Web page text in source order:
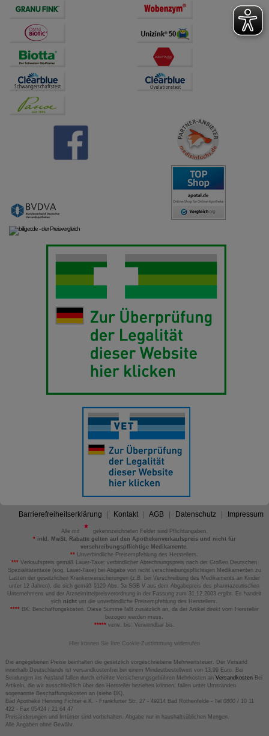
Barrierefreiheitserklärung Kontakt AGB Datenschutz Impressum
Alle mit
gekennzeichneten Felder sind Pflichtangaben.
*inkl. MwSt. Rabatte gelten auf den Apothekenverkaufspreis und nicht für
verschreibungspflichtige Medikamente.
** Unverbindliche Preisempfehlung des Herstellers.
*** Verkaufspreis gemäß Lauer-Taxe; verbindlicher Abrechnungspreis nach der Großen Deutschen
Spezialitätentaxe (sog. Lauer-Taxe) bei Abgabe von nicht verschreibungspflichtigen Medikamenten zu
Lasten der gesetzlichen Krankenversicherungen (z.B. bei Verschreibung des Medikaments an Kinder
unter 12 Jahren), die sich gemäß §129 Abs. 5a SGB V aus dem Abgabepreis des pharmazeutischen
Unternehmens und der Arzneimittelpreisverordnung in der Fassung zum 31.12.2003 ergibt. Es handelt
sich nicht um die unverbindliche Preisempfehlung des Herstellers.
****BK: Beschaffungskosten. Diese Summe fällt zusätzlich an, da der Artikel direkt vom Hersteller
bezogen werden muss.
*****verw. bis: Verwendbar bis.
Hier können Sie Ihre Cookie-Zustimmung widerrufen
Die angegebenen Preise beinhalten die gesetzlich vorgeschriebene Mehrwertsteuer. Der Versand
innerhalb Deutschlands ist versandkostenfrei bei einem Mindestbestellwert von 13,99 Euro. Bei
Sendungen ins Ausland fallen durch erhöhte Versicherungsgebühren Mehrkosten an VersandkostenBei
Artikeln, die wir ausschließlich über den Hersteller beziehen können, fallen unter Umständen
sogenannte Beschaffungskosten an (siehe BK).
Bad Apotheke Henning Fichter e.K. - Frankfurter Str. 27 - 49214 Bad Rothenfelde - Tel 0800 / 10 11
422 - Fax 05424 / 21 64 47
Preisänderungen und Irrtümer sind vorbehalten. Abgabe nur in haushaltsüblichen Mengen.
Alle Angaben ohne Gewähr.